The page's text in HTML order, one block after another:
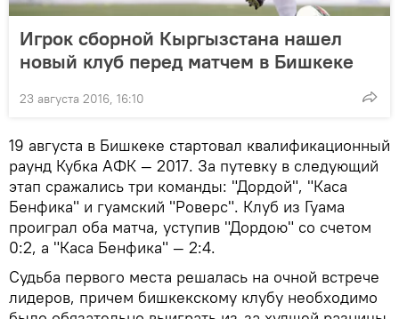
Игрок сборной Кыргызстана нашел
новый клуб перед матчем в Бишкеке
23 августа 2016, 16:10
19 августа в Бишкеке стартовал квалификационный
раунд Кубка АФК — 2017. За путевку в следующий
этап сражались три команды: "Дордой", "Каса
Бенфика" и гуамский "Роверс". Клуб из Гуама
проиграл оба матча, уступив "Дордою" со счетом
0:2, а "Каса Бенфика" — 2:4.
Судьба первого места решалась на очной встрече
лидеров, причем бишкекскому клубу необходимо